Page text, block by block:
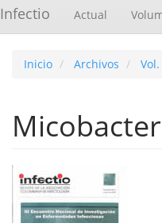
Infectio Actual
Inicio Archivos
Barra
lateral